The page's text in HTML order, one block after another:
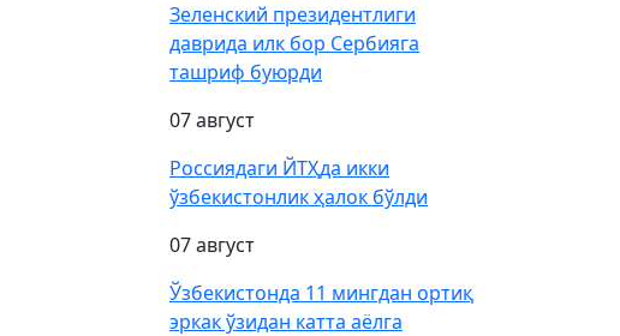
Зеленский президентлиги
даврида илк бор Сербияга
ташриф буюрди
07 август
Россиядаги ЙТҲда икки
ўзбекистонлик ҳалок бўлди
07 август
Ўзбекистонда 11 мингдан ортиқ
эркак ўзидан катта аёлга